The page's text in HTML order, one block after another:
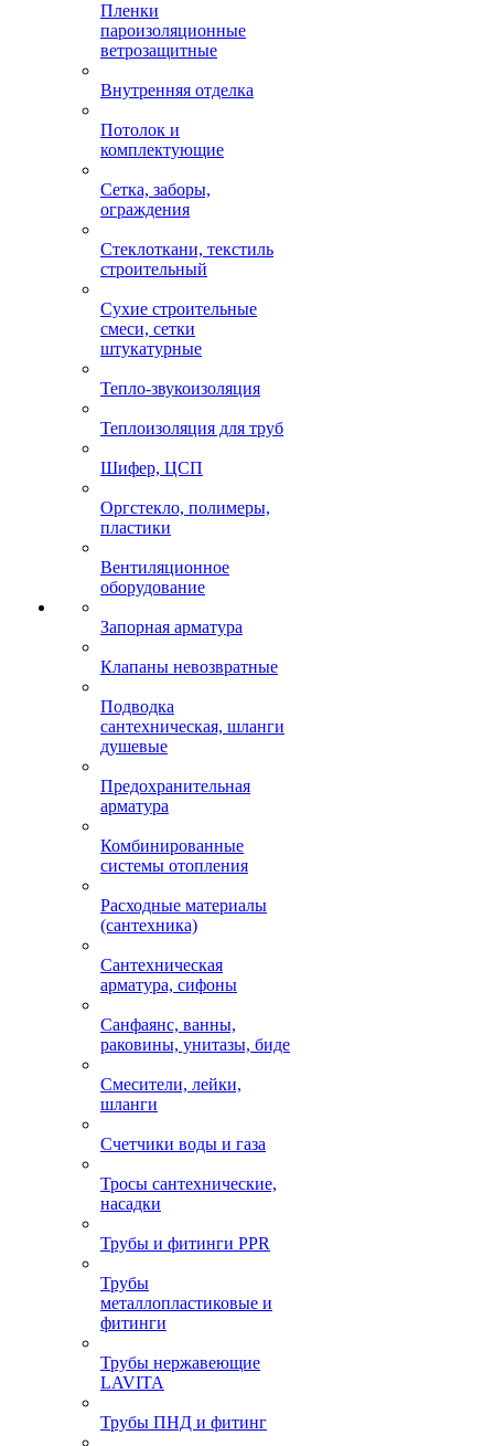
Пленки
пароизоляционные
ветрозащитные
Внутренняя отделка
Потолок и
комплектующие
Сетка, заборы,
ограждения
Стеклоткани, текстиль
строительный
Сухие строительные
смеси, сетки
штукатурные
Тепло-звукоизоляция
Теплоизоляция для труб
Шифер, ЦСП
Оргстекло, полимеры,
пластики
Вентиляционное
оборудование
Запорная арматура
Клапаны невозвратные
Подводка
сантехническая, шланги
душевые
Предохранительная
арматура
Комбинированные
системы отопления
Расходные материалы
(сантехника)
Сантехническая
арматура, сифоны
Санфаянс, ванны,
раковины, унитазы, биде
Смесители, лейки,
шланги
Счетчики воды и газа
Тросы сантехнические,
насадки
Трубы и фитинги PPR
Трубы
металлопластиковые и
фитинги
Трубы нержавеющие
LAVITA
Трубы ПНД и фитинг